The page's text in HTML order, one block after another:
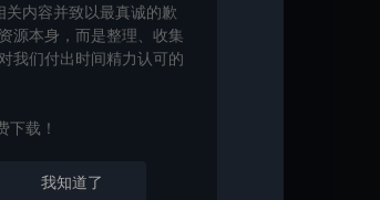
内容并致以最真诚的歉
源本身，而是整理、收集
我们付出时间精力认可的
下载！
我知道了